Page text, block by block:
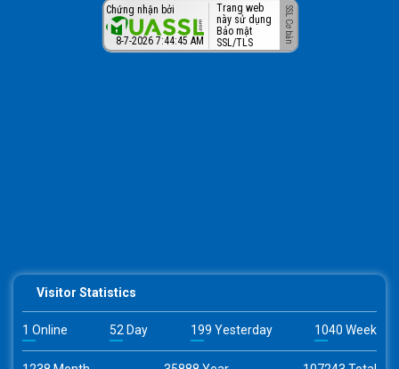
Chứng nhận bởi
8-7-2026 7:44:45 AM
Trang web
này sử dụng
Bảo mật
SSL/TLS
Visitor Statistics
1 Online 52 Day 199 Yesterday 1040 Week